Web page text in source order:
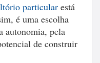
particular está
é uma escolha
autonomia, pela
de construir